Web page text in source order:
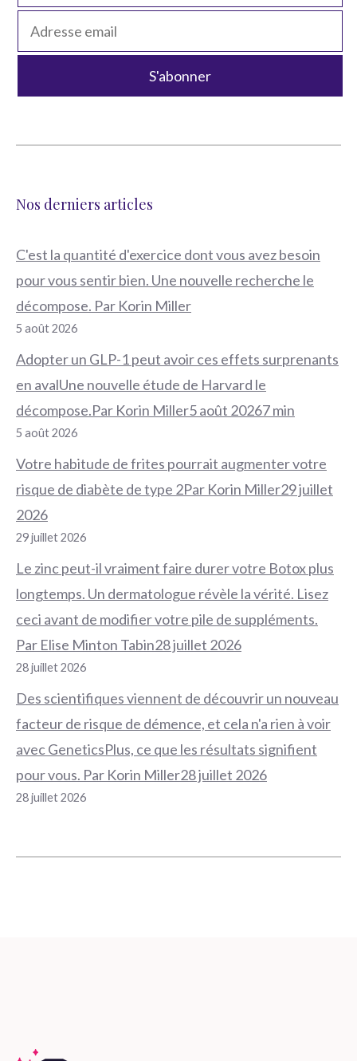
Nos derniers articles
C'est la quantité d'exercice dont vous avez besoin
pour vous sentir bien. Une nouvelle recherche le
décompose. Par Korin Miller
5 août 2026
Adopter un GLP-1 peut avoir ces effets surprenants
en avalUne nouvelle étude de Harvard le
décompose.Par Korin Miller5 août 20267 min
5 août 2026
Votre habitude de frites pourrait augmenter votre
risque de diabète de type 2Par Korin Miller29 juillet
2026
29 juillet 2026
Le zinc peut-il vraiment faire durer votre Botox plus
longtemps. Un dermatologue révèle la vérité. Lisez
ceci avant de modifier votre pile de suppléments.
Par Elise Minton Tabin28 juillet 2026
28 juillet 2026
Des scientifiques viennent de découvrir un nouveau
facteur de risque de démence, et cela n'a rien à voir
avec GeneticsPlus, ce que les résultats signifient
pour vous. Par Korin Miller28 juillet 2026
28 juillet 2026